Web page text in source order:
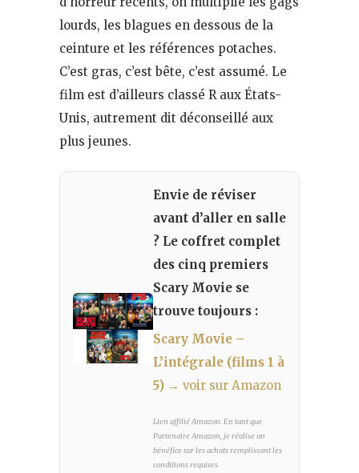
lourds, les blagues en dessous de la
ceinture et les références potaches.
C’est gras, c’est bête, c’est assumé. Le
film est d’ailleurs classé R aux États-
Unis, autrement dit déconseillé aux
plus jeunes.
Envie de réviser
avant d’aller en salle
? Le coffret complet
des cinq premiers
Scary Movie se
trouve toujours :
Scary Movie –
L’intégrale (films 1 à
5) → voir sur Amazon
Lien affilié Amazon. En tant que
Partenaire Amazon, je réalise un
bénéfice sur les achats remplissant les
conditions requises.